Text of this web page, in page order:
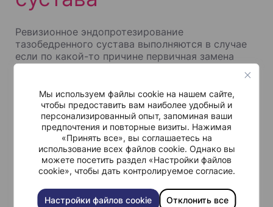
Мы используем файлы cookie на нашем сайте,
чтобы предоставить вам наиболее удобный и
персонализированный опыт, запоминая ваши
предпочтения и повторные визиты. Нажимая
«Принять все», вы соглашаетесь на
использование всех файлов cookie. Однако вы
можете посетить раздел «Настройки файлов
cookie», чтобы дать контролируемое согласие.
Настройки файлов cookie Отклонить все
Ревизионное эндопротезирование
тазобедренного сустава выполняются в случае
если по какой-то причине первичная замена
медицинского изделия, последующая травма
или несоблюдение врачебных рекомендаций.
Каждый год в Медицинском центре имени Хаима
Шибы проводится около 50 таких ревизионных
операций.
Характер и продолжительность
послеоперационного выздоровления сильно
варьируются и зависят от пациента и его
истории заболевания. Чтобы предотвратить